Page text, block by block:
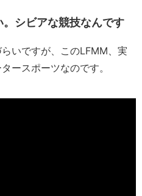
シビアな競技なんです
いですが、このLFMM、実
ースポーツなのです。